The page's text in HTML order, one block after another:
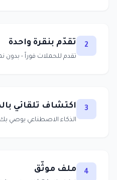
2 تقدّم بنقرة واحدة
تقدم للحملات فوراً - بدون
3 اكتشاف تلقائي
الذكاء الاصطناعي يوصي بك
4 ملف موثّق